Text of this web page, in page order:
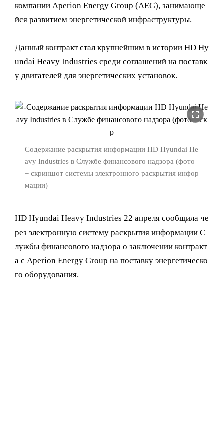
компании Aperion Energy Group (AEG), занимающе
йся развитием энергетической инфраструктуры.
Данный контракт стал крупнейшим в истории HD Hy
undai Heavy Industries среди соглашений на поставк
у двигателей для энергетических установок.
fullscreen
Содержание раскрытия информации HD Hyundai He
avy Industries в Службе финансового надзора (фото
= скриншот системы электронного раскрытия инфор
мации)
HD Hyundai Heavy Industries 22 апреля сообщила че
рез электронную систему раскрытия информации С
лужбы финансового надзора о заключении контракт
а с Aperion Energy Group на поставку энергетическо
го оборудования.